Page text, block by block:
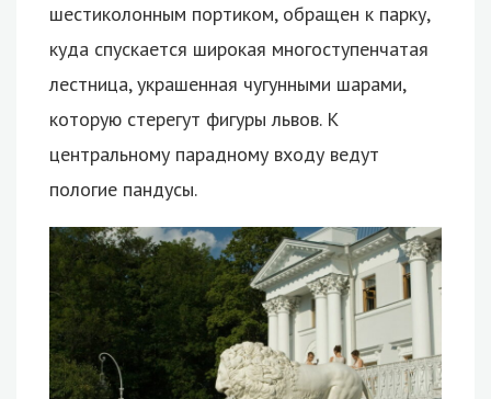
шестиколонным портиком, обращен к парку,
куда спускается широкая многоступенчатая
лестница, украшенная чугунными шарами,
которую стерегут фигуры львов. К
центральному парадному входу ведут
пологие пандусы.